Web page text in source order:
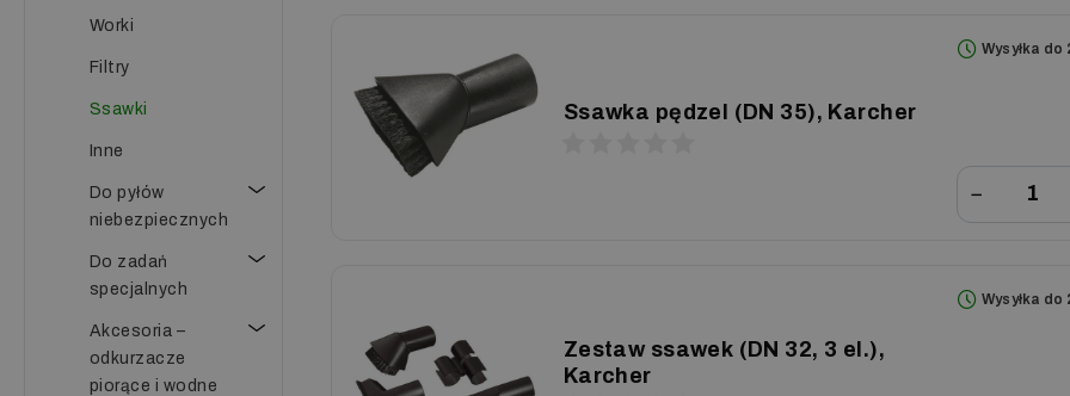
Worki
Filtry
Ssawki
Inne
Do pyłów
niebezpiecznych
Do zadań
specjalnych
Akcesoria –
odkurzacze
piorące i wodne
Ssawka pędzel (DN 35), Karcher
Wysyłka do
−
Zestaw ssawek (DN 32, 3 el.),
Karcher
Wysyłka do